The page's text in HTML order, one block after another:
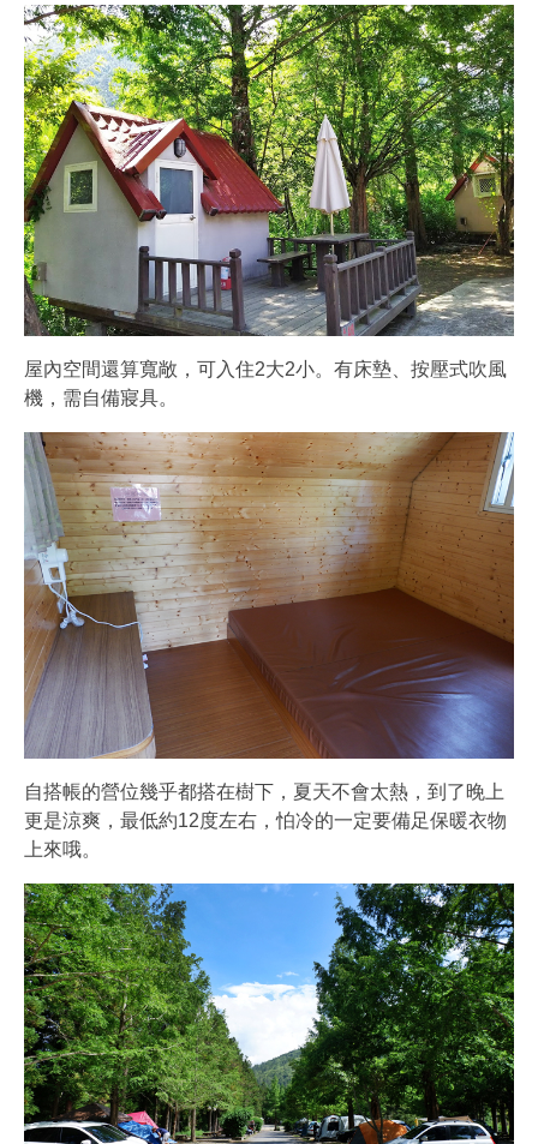
屋內空間還算寬敞，可入住2大2小。有床墊、按壓式吹風
機，需自備寢具。
自搭帳的營位幾乎都搭在樹下，夏天不會太熱，到了晚上
更是涼爽，最低約12度左右，怕冷的一定要備足保暖衣物
上來哦。